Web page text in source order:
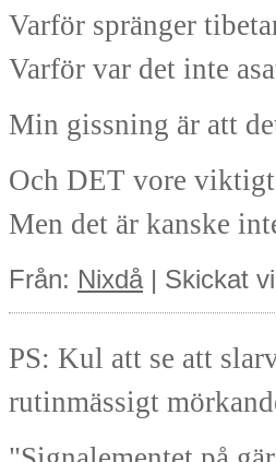
Varför spränger
Varför var det inte
Min gissning är att
Och DET vore viktigt
Men det är kanske
Från: Nixdå| Skickat
PS: Kul att se att
rutinmässigt